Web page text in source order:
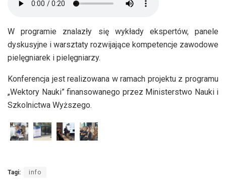
W programie znalazły się wykłady ekspertów, panele
dyskusyjne i warsztaty rozwijające kompetencje zawodowe
pielęgniarek i pielęgniarzy.
Konferencja jest realizowana w ramach projektu z programu
„Wektory Nauki” finansowanego przez Ministerstwo Nauki i
Szkolnictwa Wyższego.
Tagi: info